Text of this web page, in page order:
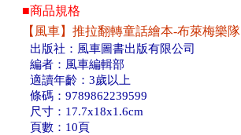
■商品規格
【風車】推拉翻轉童話繪本-布萊梅樂隊
出版社：風車圖書出版有限公司
編者：風車編輯部
適讀年齡：3歲以上
條碼：9789862239599
尺寸：17.7x18x1.6cm
頁數：10頁